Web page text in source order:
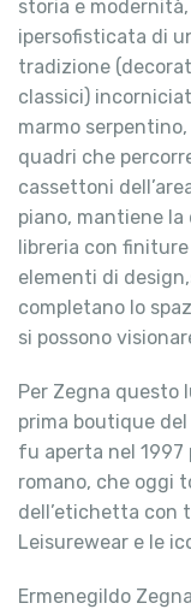
storia e
ipersofisticata di
tradizione
classici)
marmo
quadri che
cassettoni
piano, mantiene la
libreria con
elementi di
completano lo
si possono
Per Zegna questo
prima boutique
fu aperta nel 1997
romano, che oggi
dell’etichetta con
Leisurewear e le
Ermenegildo